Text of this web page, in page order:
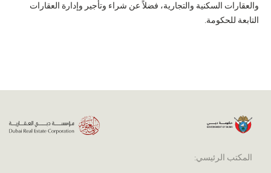
والعقارات السكنية والتجارية، فضلاً عن شراء وتأجير وإدارة العقارات
التابعة للحكومة.
المكتب الرئيسي: